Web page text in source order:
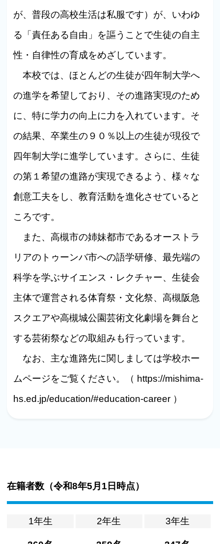
が、普段の高校生活は私服です）が、いわゆ
る「責任ある自由」を謳うことで生徒の自主
性・自律性の育成をめざしています。
本校では、ほとんどの生徒が四年制大学へ
の進学を希望しており、その進路実現のため
に、特に学力の向上に力を入れています。そ
の結果、卒業生の９０％以上の生徒が現役で
四年制大学に進学しています。さらに、生徒
の第１希望の進路が実現できるよう、様々な
創意工夫をし、教育活動を進化させていると
ころです。
また、高槻市の姉妹都市であるオーストラ
リアのトゥーンバ市への語学研修、最先端の
科学を学ぶサイエンス・レクチャー、生徒会
主体で運営される体育祭・文化祭、高槻阪急
スクエアや高槻城公園芸術文化劇場を舞台と
する芸術祭などの取組みも行っています。
なお、主な進路先に関しましては学校ホー
ムページをご覧ください。（ https://mishima-
hs.ed.jp/education/#education-career ）
在籍者数（令和8年5月1日時点）
1年生 2年生 3年生